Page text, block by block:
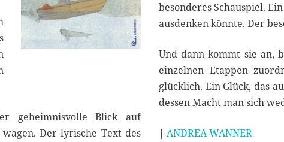
geheimnisvolle Blick auf
Der lyrische Text des
besonderes Schauspiel.
ausdenken könnte. Der
Und dann kommt sie an,
einzelnen Etappen
glücklich. Ein Glück, das
dessen Macht man sich
| ANDREA WANNER